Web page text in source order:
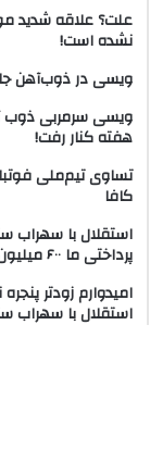
علت؟ علاقه شدید
نشده است!
ویسی در ذوب‌آهن
هفته کنار رفت!
تساوی تیم‌ملی
کافا
استقلال با
پرداختی ما ۶۰۰ میلیون بود
امیدوارم زودتر
استقلال با سهراب